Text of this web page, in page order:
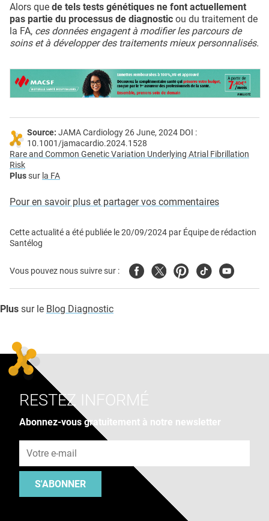
Alors que de tels tests génétiques ne font actuellement
pas partie du processus de diagnostic ou du traitement de
la FA, ces données engagent à modifier les parcours de
soins et à développer des traitements mieux personnalisés.
Source: JAMA Cardiology 26 June, 2024 DOI :
10.1001/jamacardio.2024.1528
Rare and Common Genetic Variation Underlying Atrial Fibrillation
Risk
Plussur la FA
Pour en savoir plus et partager vos commentaires
Cette actualité a été publiée le20/09/2024 par Équipe de rédaction
Santélog
Vous pouvez nous suivre sur : FacebookTwitterPinterest
TiktokYoutube
Plus sur le Blog Diagnostic
RESTEZ INFORMÉ
Abonnez-vous gratuitement à notre newsletter
S'ABONNER